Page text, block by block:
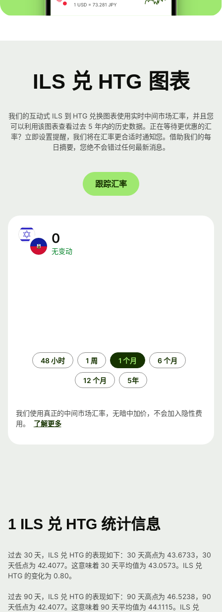
ILS 兑 HTG 图表
我们的互动式 ILS 到 HTG 兑换图表使用实时中间市场汇率，并且您
可以利用该图表查看过去 5 年内的历史数据。正在等待更优惠的汇
率？立即设置提醒，我们将在汇率更合适时通知您。借助我们的每
日摘要，您绝不会错过任何最新消息。
跟踪汇率
0
无变动
48 小时 1 周 1 个月 6 个月
12 个月 5年
我们使用真正的中间市场汇率，无暗中加价，不会加入隐性费
用。
了解更多
1 ILS 兑 HTG 统计信息
过去 30 天，ILS 兑 HTG 的表现如下：30 天高点为 43.6733，30
天低点为 42.4077。这意味着 30 天平均值为 43.0573。ILS 兑
HTG 的变化为 0.80。
过去 90 天，ILS 兑 HTG 的表现如下：90 天高点为 46.5238，90
天低点为 42.4077。这意味着 90 天平均值为 44.1115。ILS 兑